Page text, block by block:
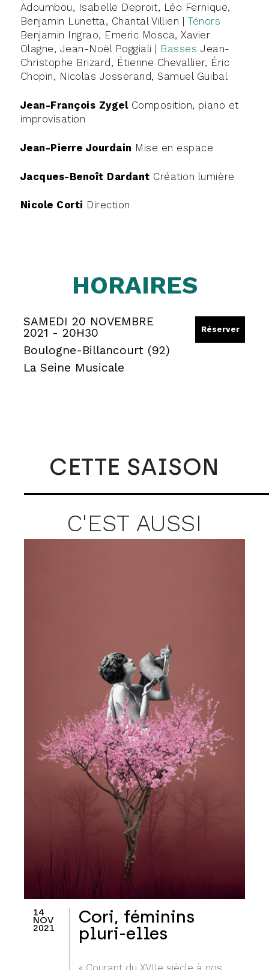
Adoumbou, Isabelle Deproit, Léo Fernique,
Benjamin Lunetta, Chantal Villien |Ténors
Benjamin Ingrao, Emeric Mosca, Xavier
Olagne, Jean-Noël Poggiali | Basses Jean-
Christophe Brizard, Étienne Chevallier, Éric
Chopin, Nicolas Josserand, Samuel Guibal
Jean-François ZygelComposition, piano et
improvisation
Jean-Pierre Jourdain Mise en espace
Jacques-Benoît Dardant Création lumière
Nicole Corti Direction
HORAIRES
SAMEDI 20 NOVEMBRE
2021 - 20H30
Boulogne-Billancourt (92)
La Seine Musicale
Réserver
CETTE SAISON
C'EST AUSSI
14
NOV
2021
Cori, féminins
pluri-elles